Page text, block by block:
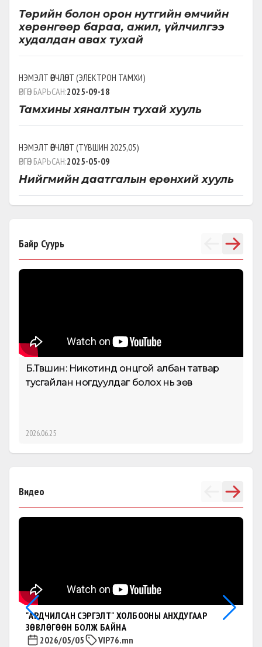
Төрийн болон орон нутгийн өмчийн
хөрөнгөөр бараа, ажил, үйлчилгээ
худалдан авах тухай
НЭМЭЛТ ӨӨРЧЛӨЛТ (ЭЛЕКТРОН ТАМХИ)
ӨРГӨН БАРЬСАН:2025-09-18
Тамхины хяналтын тухай хууль
НЭМЭЛТ ӨӨРЧЛӨЛТ (ТҮВШИН 2025,05)
ӨРГӨН БАРЬСАН:2025-05-09
Нийгмийн даатгалын ерөнхий хууль
Байр Суурь
Б.Түвшин: Никотинд онцгой албан татвар
тусгайлан ногдуулдаг болох нь зөв
2026.06.25
Видео
"АРДЧИЛСАН СЭРГЭЛТ" ХОЛБООНЫ АНХДУГААР
ЗӨВЛӨГӨӨН БОЛЖ БАЙНА
2026/05/05
VIP76.mn